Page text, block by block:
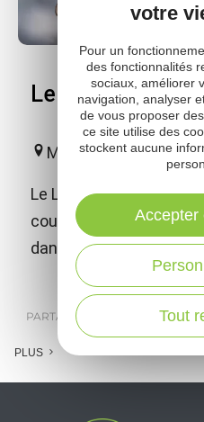
Le Liadou du
Marcillac-Vallon
Le Liadou du Vallon
couteau de vigneron. Il
dans notre atelier de
PARTAGER : E-MAIL
PLUS
votre
Pour un
des fonctionnalités
sociaux, améliorer
navigation, analyser
de vous proposer
ce site utilise des
stockent aucune
Tout
Accepter